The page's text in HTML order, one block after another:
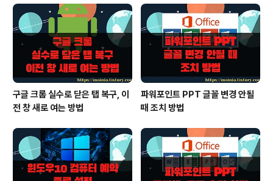
구글 크롬 실수로 닫은 탭 복구, 이
전 창 새로 여는 방법
파워포인트 PPT 글꼴 변경 안될
때 조치 방법